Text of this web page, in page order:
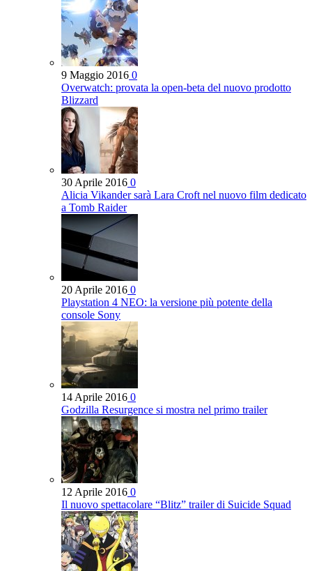
9 Maggio 2016 0
Overwatch: provata la open-beta del nuovo prodotto
Blizzard
30 Aprile 2016 0
Alicia Vikander sarà Lara Croft nel nuovo film dedicato
a Tomb Raider
20 Aprile 2016 0
Playstation 4 NEO: la versione più potente della
console Sony
14 Aprile 2016 0
Godzilla Resurgence si mostra nel primo trailer
12 Aprile 2016 0
Il nuovo spettacolare “Blitz” trailer di Suicide Squad